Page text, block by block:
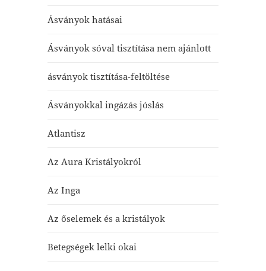
Ásványok hatásai
Ásványok sóval tisztítása nem ajánlott
ásványok tisztítása-feltöltése
Ásványokkal ingázás jóslás
Atlantisz
Az Aura Kristályokról
Az Inga
Az őselemek és a kristályok
Betegségek lelki okai